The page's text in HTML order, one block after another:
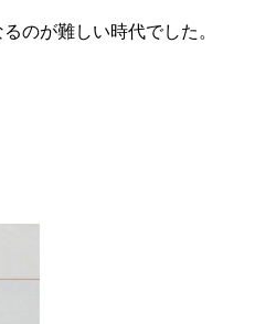
のが難しい時代でした。